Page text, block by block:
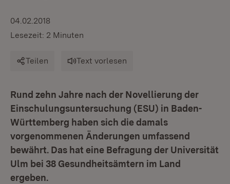
04.02.2018
Lesezeit: 2 Minuten
Teilen Text vorlesen
Rund zehn Jahre nach der Novellierung der
Einschulungsuntersuchung (ESU) in Baden-
Württemberg haben sich die damals
vorgenommenen Änderungen umfassend
bewährt. Das hat eine Befragung der Universität
Ulm bei 38 Gesundheitsämtern im Land
ergeben.